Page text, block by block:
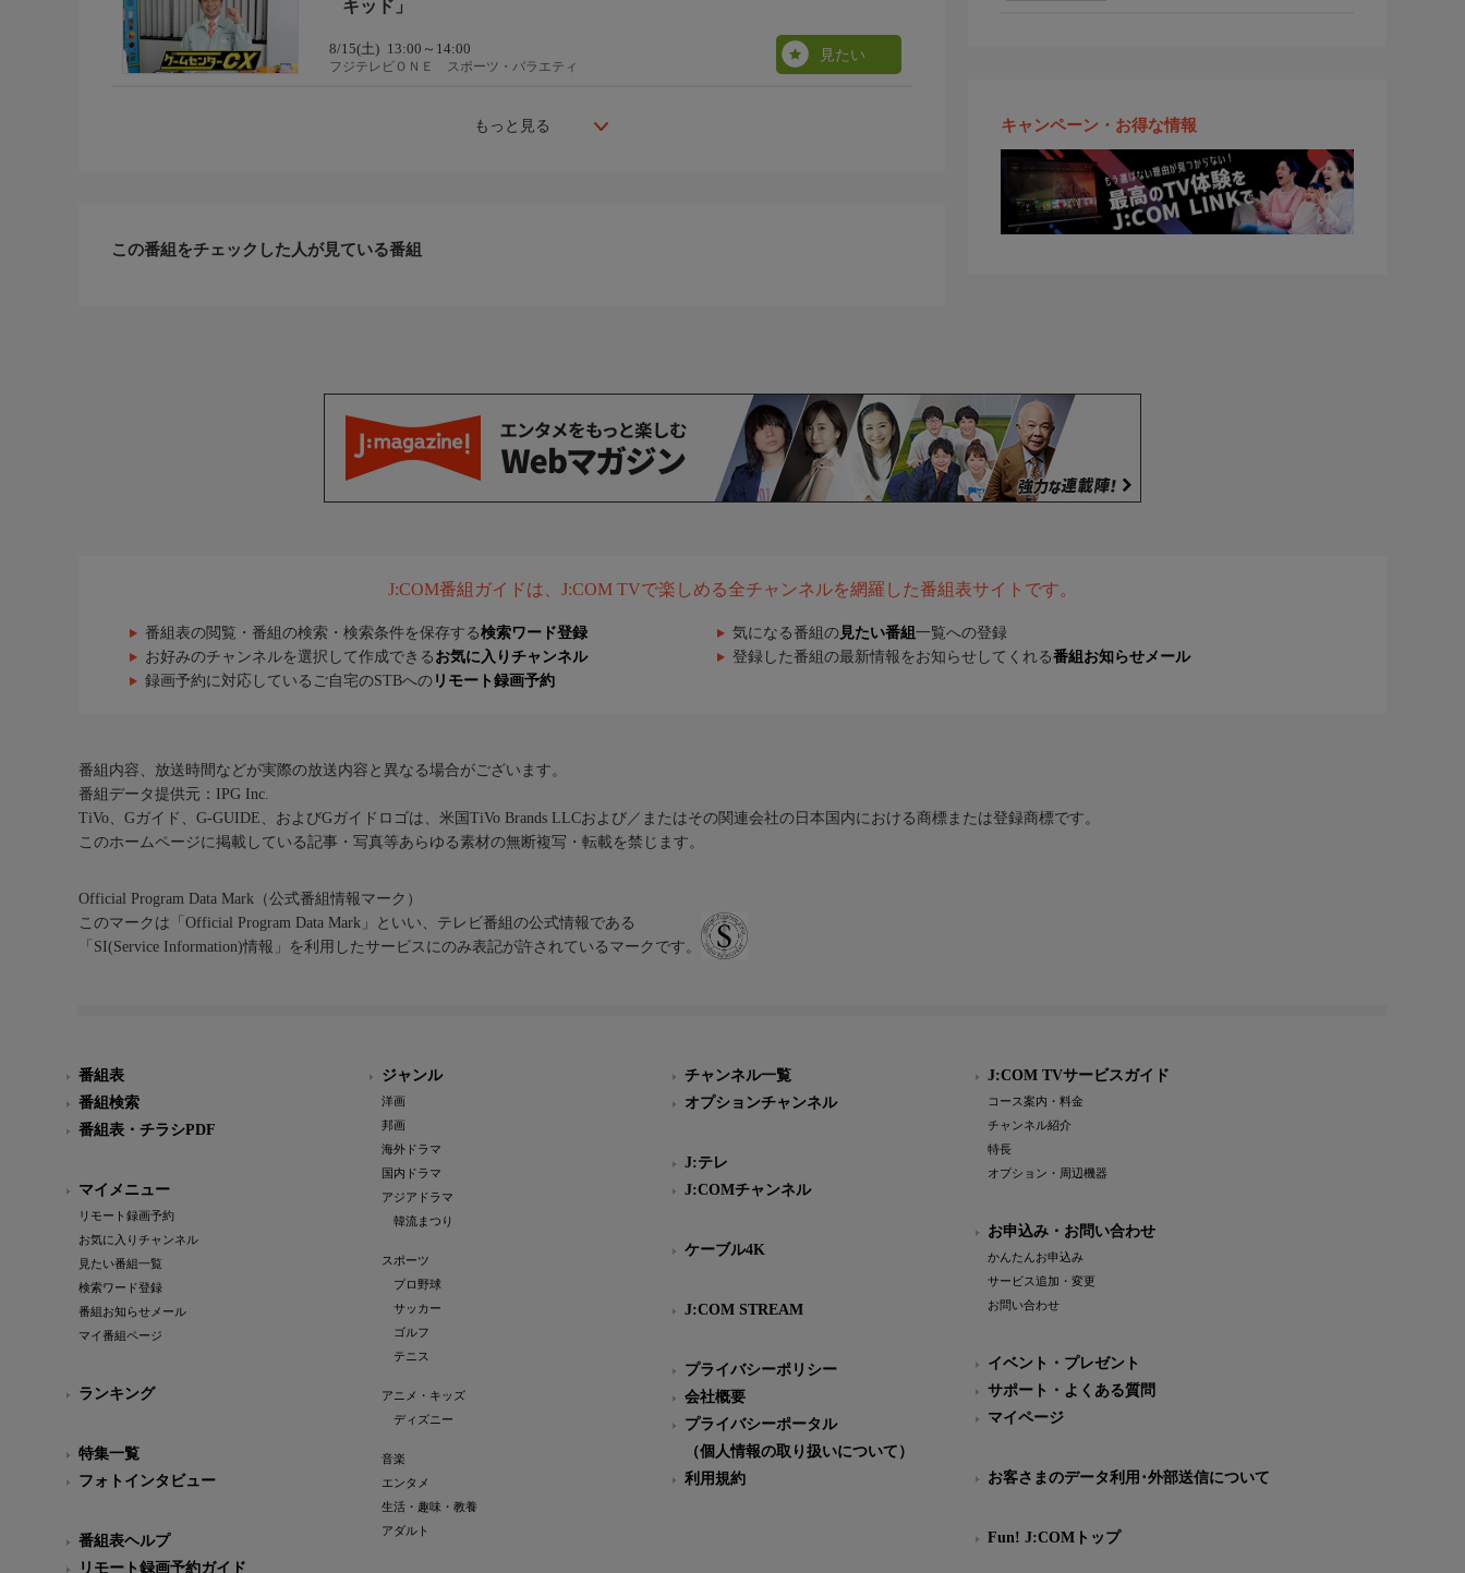
キッド」
8/15(土) 13:00～14:00
フジテレビＯＮＥ スポーツ・バラエティ
見たい
もっと見る
この番組をチェックした人が見ている番組
キャンペーン・お得な情報
J:COM番組ガイドは、J:COM TVで楽しめる全チャンネルを網羅した番組表サイトです。
番組表の閲覧・番組の検索・検索条件を保存する検索ワード登録 気になる番組の 見たい番組 一覧への登録
お好みのチャンネルを選択して作成できる お気に入りチャンネル 登録した番組の最新情報をお知らせしてくれる番組お知らせメール
録画予約に対応しているご自宅のSTBへの リモート録画予約
番組内容、放送時間などが実際の放送内容と異なる場合がございます。
番組データ提供元：IPG Inc.
TiVo、Gガイド、G-GUIDE、およびGガイドロゴは、米国TiVo Brands LLCおよび／またはその関連会社の日本国内における商標または登録商標です。
このホームページに掲載している記事・写真等あらゆる素材の無断複写・転載を禁じます。
Official Program Data Mark（公式番組情報マーク）
このマークは「Official Program Data Mark」といい、テレビ番組の公式情報である
「SI(Service Information)情報」を利用したサービスにのみ表記が許されているマークです。
番組表
番組検索
番組表・チラシPDF
マイメニュー
リモート録画予約
お気に入りチャンネル
見たい番組一覧
検索ワード登録
番組お知らせメール
マイ番組ページ
ランキング
特集一覧
フォトインタビュー
番組表ヘルプ
リモート録画予約ガイド
ジャンル
洋画
邦画
海外ドラマ
国内ドラマ
アジアドラマ
韓流まつり
スポーツ
プロ野球
サッカー
ゴルフ
テニス
アニメ・キッズ
ディズニー
音楽
エンタメ
生活・趣味・教養
アダルト
チャンネル一覧
オプションチャンネル
J:テレ
J:COMチャンネル
ケーブル4K
J:COM STREAM
プライバシーポリシー
会社概要
プライバシーポータル
（個人情報の取り扱いについて）
利用規約
J:COM TVサービスガイド
コース案内・料金
チャンネル紹介
特長
オプション・周辺機器
お申込み・お問い合わせ
かんたんお申込み
サービス追加・変更
お問い合わせ
イベント・プレゼント
サポート・よくある質問
マイページ
お客さまのデータ利用･外部送信について
Fun! J:COMトップ